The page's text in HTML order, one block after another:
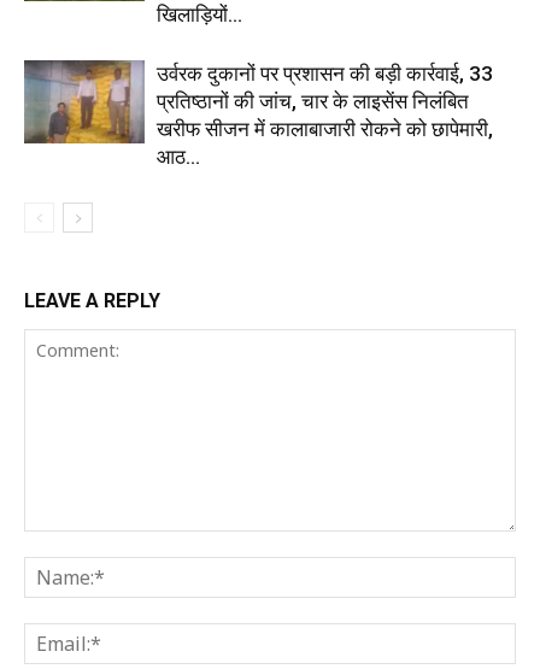
खिलाड़ियों...
उर्वरक दुकानों पर प्रशासन की बड़ी कार्रवाई, 33
प्रतिष्ठानों की जांच, चार के लाइसेंस निलंबित
खरीफ सीजन में कालाबाजारी रोकने को छापेमारी,
आठ...
LEAVE A REPLY